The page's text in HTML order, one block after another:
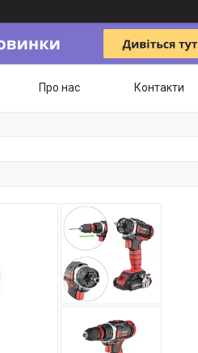
Про нас Контакти